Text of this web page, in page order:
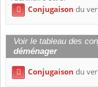
 Conjugaison du
Voir le tableau des
déménager
 Conjugaison du